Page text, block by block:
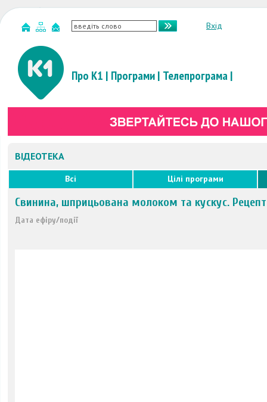
Вхід
Про К1 | Програми| Телепрограма|
ВІДЕОТЕКА
Всі Цілі програми
Свинина, шприцьована молоком та кускус.
Дата ефіру/події